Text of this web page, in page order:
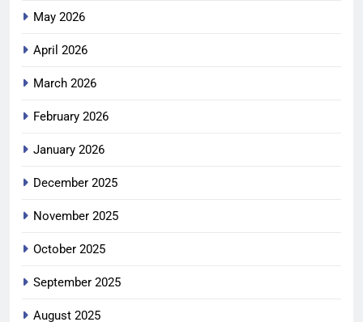
May 2026
April 2026
March 2026
February 2026
January 2026
December 2025
November 2025
October 2025
September 2025
August 2025